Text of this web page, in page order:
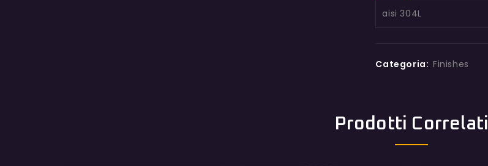
aisi 304L
Categoria: Finishes
Prodotti Correlati